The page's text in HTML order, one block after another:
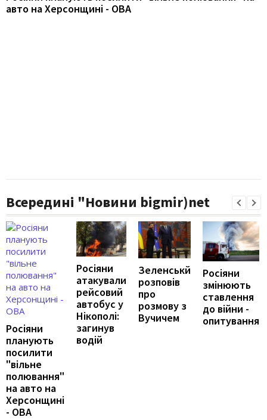
авто на Херсонщині - ОВА
Всередині "Новини bigmir)net
Росіяни
планують
посилити
"вільне
полювання"
на авто на
Херсонщині
- ОВА
Росіяни
атакували
рейсовий
автобус у
Нікополі:
загинув
водій
Зеленськй
розповів
про
розмову з
Вучичем
Росіяни
змінюють
ставлення
до війни -
опитування